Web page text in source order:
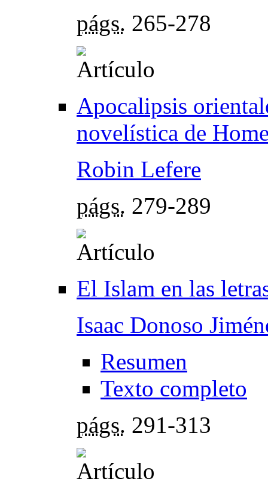
págs. 265-278
Apocalipsis
novelística de
Robin Lefere
págs. 279-289
El Islam en las
Isaac Donoso
Resumen
Texto completo
págs. 291-313